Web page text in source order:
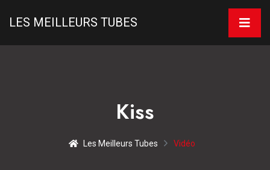
LES MEILLEURS TUBES
Kiss
Les Meilleurs Tubes Vidéo